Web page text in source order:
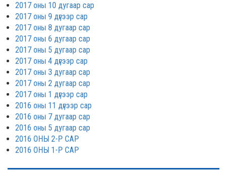
2017 оны 10 дугаар сар
2017 оны 9 дүгээр сар
2017 оны 8 дугаар сар
2017 оны 6 дугаар сар
2017 оны 5 дугаар сар
2017 оны 4 дүгээр сар
2017 оны 3 дугаар сар
2017 оны 2 дугаар сар
2017 оны 1 дүгээр сар
2016 оны 11 дүгээр сар
2016 оны 7 дугаар сар
2016 оны 5 дугаар сар
2016 ОНЫ 2-Р САР
2016 ОНЫ 1-Р САР